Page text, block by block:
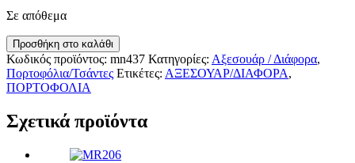
Σε απόθεμα
Diplomat
Μικρό
οριζόντιο
πορτοφόλι
ποσότητα
Προσθήκη στο καλάθι
Κωδικός προϊόντος: mn437 Κατηγορίες: Αξεσουάρ / Διάφορα,
Πορτοφόλια/Τσάντες Ετικέτες: ΑΞΕΣΟΥΑΡ/ΔΙΑΦΟΡΑ,
ΠΟΡΤΟΦΟΛΙΑ
Σχετικά προϊόντα